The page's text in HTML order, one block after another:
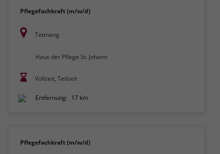
Pflegefachkraft (m/w/d)
Tettnang
Haus der Pflege St. Johann
Vollzeit, Teilzeit
Entfernung: 17 km
Pflegefachkraft (m/w/d)